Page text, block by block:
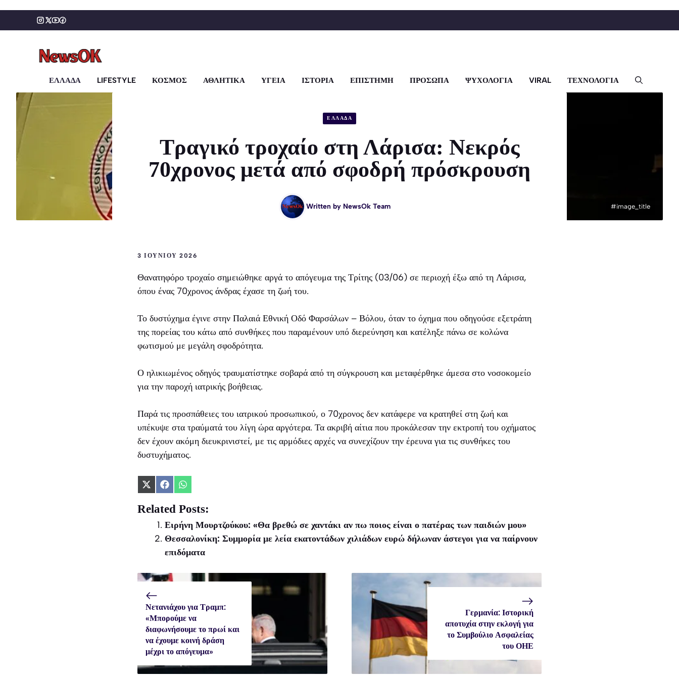
περιεχόμενο
ΕΛΛΑΔΑ LIFESTYLE ΚΟΣΜΟΣ ΑΘΛΗΤΙΚΑ ΥΓΕΙΑ ΙΣΤΟΡΙΑ ΕΠΙΣΤΗΜΗ ΠΡΟΣΩΠΑ ΨΥΧΟΛΟΓΙΑ VIRAL ΤΕΧΝΟΛΟΓΙΑ
#image_title
ΕΛΛΑΔΑ
Τραγικό τροχαίο στη Λάρισα: Νεκρός
70χρονος μετά από σφοδρή πρόσκρουση
Written by NewsOk Team
3 ΙΟΥΝΊΟΥ 2026
Θανατηφόρο τροχαίο σημειώθηκε αργά το απόγευμα της Τρίτης (03/06) σε περιοχή έξω από τη Λάρισα,
όπου ένας 70χρονος άνδρας έχασε τη ζωή του.
Το δυστύχημα έγινε στην Παλαιά Εθνική Οδό Φαρσάλων – Βόλου, όταν το όχημα που οδηγούσε εξετράπη
της πορείας του κάτω από συνθήκες που παραμένουν υπό διερεύνηση και κατέληξε πάνω σε κολώνα
φωτισμού με μεγάλη σφοδρότητα.
Ο ηλικιωμένος οδηγός τραυματίστηκε σοβαρά από τη σύγκρουση και μεταφέρθηκε άμεσα στο νοσοκομείο
για την παροχή ιατρικής βοήθειας.
Παρά τις προσπάθειες του ιατρικού προσωπικού, ο 70χρονος δεν κατάφερε να κρατηθεί στη ζωή και
υπέκυψε στα τραύματά του λίγη ώρα αργότερα. Τα ακριβή αίτια που προκάλεσαν την εκτροπή του οχήματος
δεν έχουν ακόμη διευκρινιστεί, με τις αρμόδιες αρχές να συνεχίζουν την έρευνα για τις συνθήκες του
δυστυχήματος.
Share
X
(Twitter)
Share
Facebook
Share
WhatsApp
Related Posts:
Ειρήνη Μουρτζούκου: «Θα βρεθώ σε χαντάκι αν πω ποιος είναι ο πατέρας των παιδιών μου»
Θεσσαλονίκη: Συμμορία με λεία εκατοντάδων χιλιάδων ευρώ δήλωναν άστεγοι για να παίρνουν
επιδόματα
Νετανιάχου για Τραμπ:
«Μπορούμε να
διαφωνήσουμε το πρωί και
να έχουμε κοινή δράση
μέχρι το απόγευμα»
Γερμανία: Ιστορική
αποτυχία στην εκλογή για
το Συμβούλιο Ασφαλείας
του ΟΗΕ